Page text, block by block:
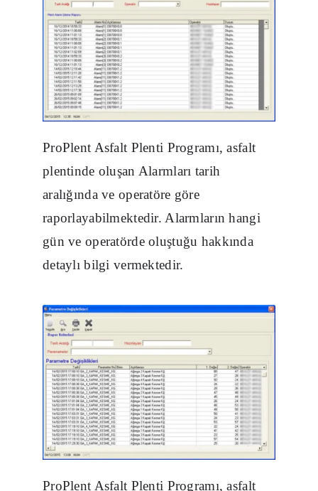
ProPlent Asfalt Plenti Programı, asfalt
plentinde oluşan Alarmları tarih
aralığında ve operatöre göre
raporlayabilmektedir. Alarmların hangi
gün ve operatörde oluştuğu hakkında
detaylı bilgi vermektedir.
ProPlent Asfalt Plenti Programı, asfalt